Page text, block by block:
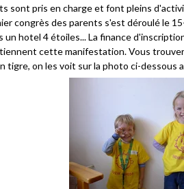
sont pris en charge et font pleins
congrès des parents s'est déroulé le
un hotel 4 étoiles... La finance
cette manifestation. Vous
tigre, on les voit sur la photo ci-dessous